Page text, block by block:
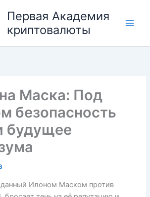
Первая Академия
криптовалюты
Маска: Под
безопасность
будущее
Илоном Маском против